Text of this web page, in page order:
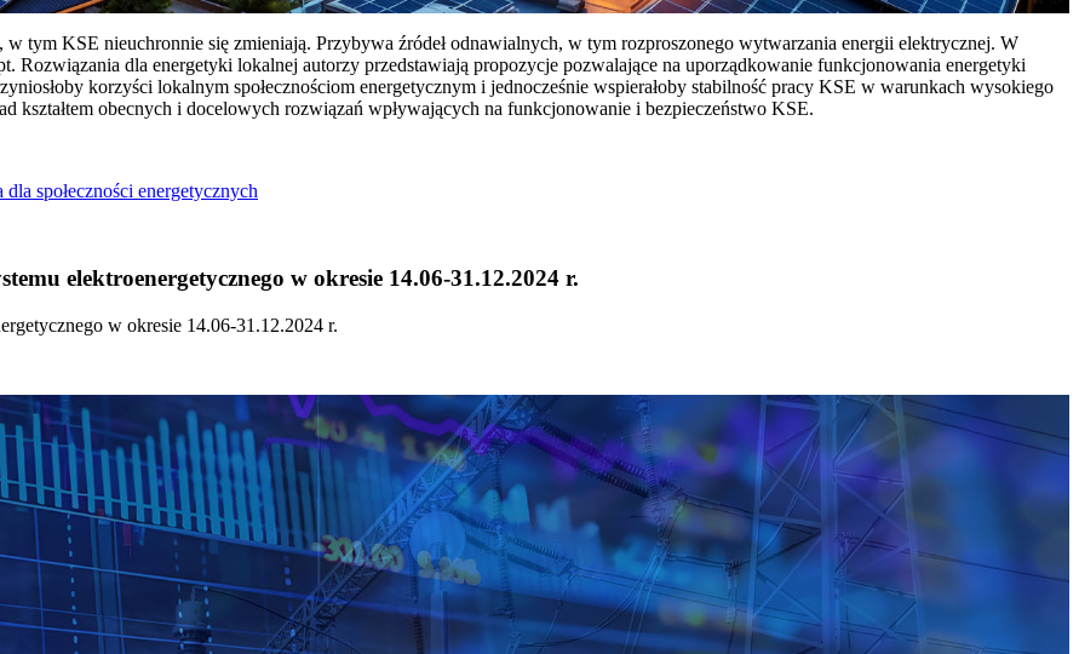
w tym KSE nieuchronnie się zmieniają. Przybywa źródeł odnawialnych, w tym rozproszonego wytwarzania energii elektrycznej. W
dla energetyki lokalnej autorzy przedstawiają propozycje pozwalające na uporządkowanie funkcjonowania energetyki
korzyści lokalnym społecznościom energetycznym i jednocześnie wspierałoby stabilność pracy KSE w warunkach wysokiego
kształtem obecnych i docelowych rozwiązań wpływających na funkcjonowanie i bezpieczeństwo KSE.
społeczności energetycznych
elektroenergetycznego w okresie 14.06-31.12.2024 r.
w okresie 14.06-31.12.2024 r.